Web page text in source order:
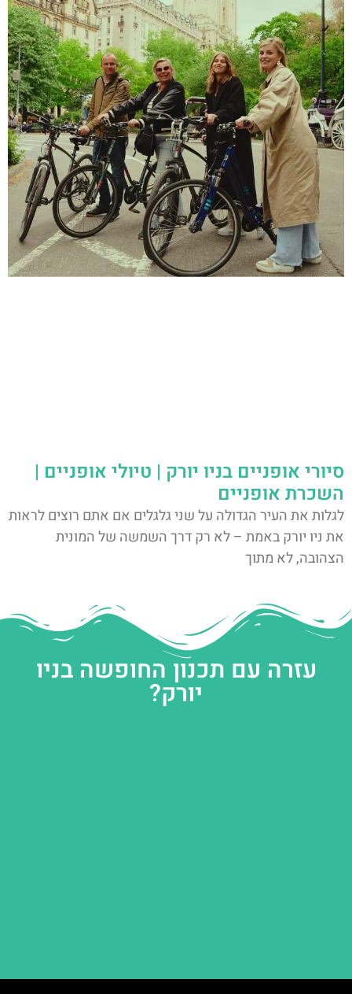
סיורי אופניים בניו יורק | טיולי אופניים |
השכרת אופניים
לגלות את העיר הגדולה על שני גלגלים אם אתם רוצים לראות
את ניו יורק באמת – לא רק דרך השמשה של המונית
הצהובה, לא מתוך
עזרה עם תכנון החופשה בניו
יורק?